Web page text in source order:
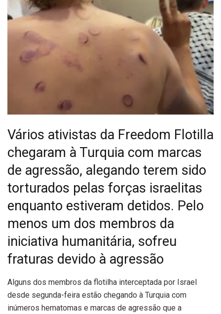
Vários ativistas da Freedom Flotilla
chegaram à Turquia com marcas
de agressão, alegando terem sido
torturados pelas forças israelitas
enquanto estiveram detidos. Pelo
menos um dos membros da
iniciativa humanitária, sofreu
fraturas devido à agressão
Alguns dos membros da flotilha interceptada por Israel
desde segunda-feira estão chegando à Turquia com
inúmeros hematomas e marcas de agressão que a